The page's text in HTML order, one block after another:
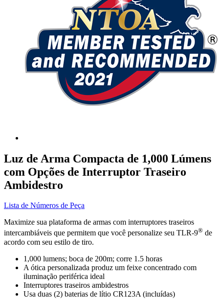
Luz de Arma Compacta de 1,000 Lúmens
com Opções de Interruptor Traseiro
Ambidestro
Lista de Números de Peça
Maximize sua plataforma de armas com interruptores traseiros
intercambiáveis que permitem que você personalize seu TLR-9® de
acordo com seu estilo de tiro.
1,000 lumens; boca de 200m; corre 1.5 horas
A ótica personalizada produz um feixe concentrado com
iluminação periférica ideal
Interruptores traseiros ambidestros
Usa duas (2) baterias de lítio CR123A (incluídas)